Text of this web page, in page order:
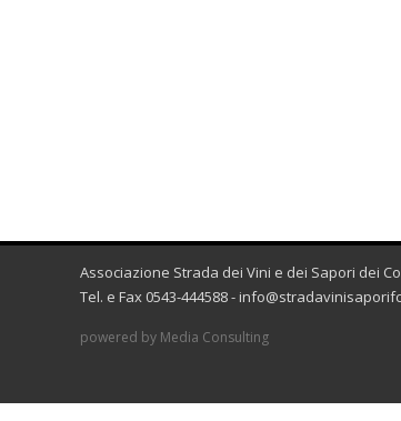
Associazione Strada dei Vini e dei Sapori dei
Tel. e Fax 0543-444588 -
powered by Media Consulting